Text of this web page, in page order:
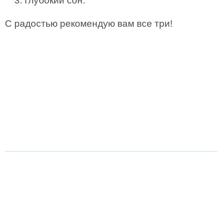
С радостью рекомендую вам все три!